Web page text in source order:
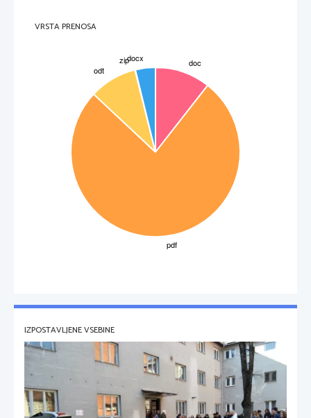
črevesja in želodca, možna pa z rakom
mehurja .
VRSTA PRENOSA
IZPOSTAVLJENE VSEBINE